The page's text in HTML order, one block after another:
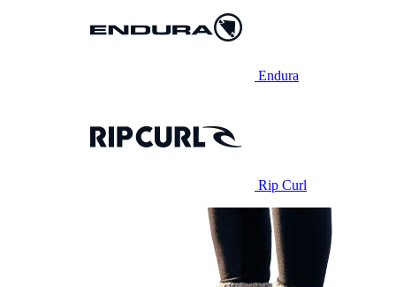
Endura
Rip Curl